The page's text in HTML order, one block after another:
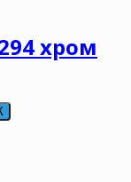
хром